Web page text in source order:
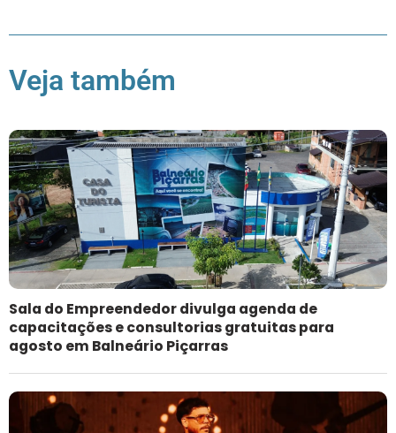
Veja também
Sala do Empreendedor divulga agenda de
capacitações e consultorias gratuitas para
agosto em Balneário Piçarras